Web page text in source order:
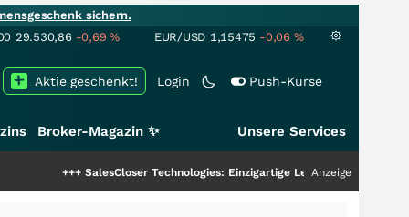
sichern.
29.530,86 -0,69% EUR/USD 1,15475 -0,06 %
Login Push-Kurse
Aktie geschenkt!
Broker-Magazin ✨ Unsere Services
SalesCloser Technologies: Einzigartige Leistung zieht die Top-Dogs an!
Anzeige